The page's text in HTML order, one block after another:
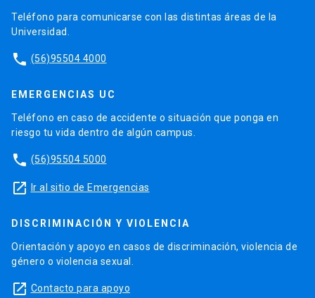
Teléfono para comunicarse con las distintas áreas de la
Universidad.
phone (56)95504 4000
EMERGENCIAS UC
Teléfono en caso de accidente o situación que ponga en
riesgo tu vida dentro de algún campus.
phone (56)95504 5000
launch Ir al sitio de Emergencias
DISCRIMINACIÓN Y VIOLENCIA
Orientación y apoyo en casos de discriminación, violencia de
género o violencia sexual.
launch Contacto para apoyo